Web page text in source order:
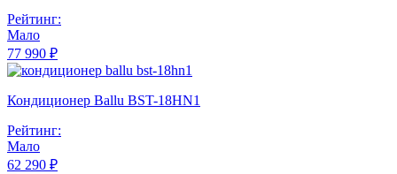
Рейтинг:
Мало
77 990 ₽
Кондиционер Ballu BST-18HN1
Рейтинг:
Мало
62 290 ₽